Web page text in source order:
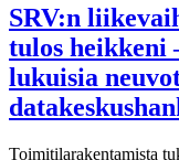
SRV:n
tulos heikkeni
lukuisia
Toimitilarakentamista